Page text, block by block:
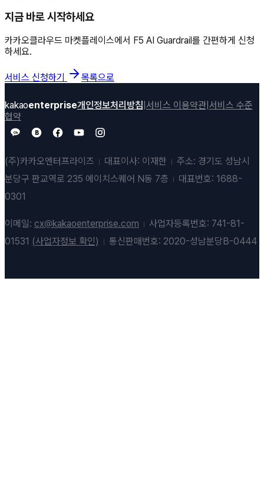
지금 바로 시작하세요
카카오클라우드 마켓플레이스에서 F5 AI Guardrail를 간편하게 신청
하세요.
서비스 신청하기 목록으로
kakaoenterprise개인정보처리방침 서비스 이용약관| 서비스 수준
협약
Ch B
(주)카카오엔터프라이즈 대표이사: 이재한
주소: 경기도 성남시
분당구 판교역로 235 에이치스퀘어 N동 7층
대표번호: 1688-
0301
이메일: cx@kakaoenterprise.com
사업자등록번호: 741-81-
01531 (사업자정보 확인) 통신판매번호: 2020-성남분당B-0444